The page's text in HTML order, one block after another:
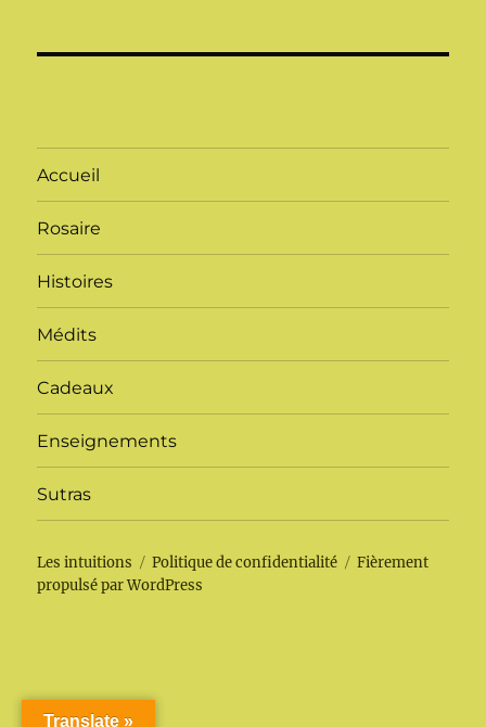
Accueil
Rosaire
Histoires
Médits
Cadeaux
Enseignements
Sutras
Les intuitions Politique de confidentialité
Fièrement
propulsé par WordPress
Translate »